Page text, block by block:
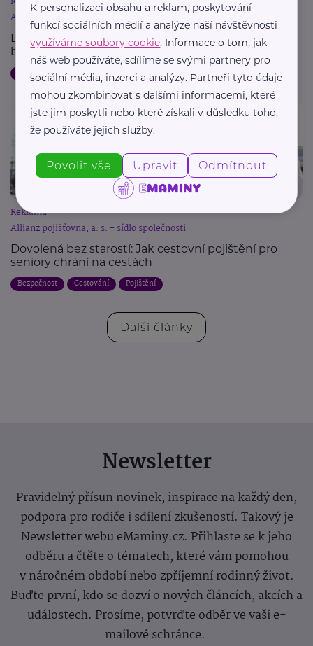
Allianz pojišťovna, a. s. - sídlo společnosti
Letní dovolená a pojištění: Jak chránit svůj majetek
během cest
Dovolená Bezpečnost Cestování Pojištění
Reklama
Allianz pojišťovna, a. s. - sídlo společnosti
Dovolená bez starostí: Jak cestovní pojištění pro
seniory chrání na cestách
Bezpečnost Cestování Pojištění
Další články
Newsletter
Pravidelný přísun novinek, inspirace na každý den,
podpora pro rodiče i sdílení zkušeností. Takový je
Newsletter webu eMaminy.cz. Přihlaste se k jeho
odběru a čtěte o tématech, které vám pomohou
v náročném období nebo zpříjemní rodinný život.
Buďte první, kdo se dozví o nových článcích, akcích a
událostech. Prosíme, potvrďte odběr ve vaší e-
mailové schránce.
K personalizaci obsahu a reklam, poskytování
funkcí sociálních médií a analýze naší návštěvnosti
využíváme soubory cookie. Informace o tom, jak
náš web používáte, sdílíme se svými partnery pro
sociální média, inzerci a analýzy. Partneři tyto údaje
mohou zkombinovat s dalšími informacemi, které
jste jim poskytli nebo které získali v důsledku toho,
že používáte jejich služby.
Povolit vše Upravit Odmítnout